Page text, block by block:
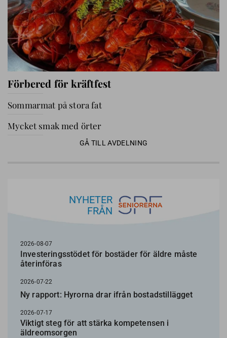
Förbered för kräftfest
Sommarmat på stora fat
Mycket smak med örter
GÅ TILL AVDELNING
NYHETER
FRÅN
2026-08-07
Investeringsstödet för bostäder för äldre måste
återinföras
2026-07-22
Ny rapport: Hyrorna drar ifrån bostadstillägget
2026-07-17
Viktigt steg för att stärka kompetensen i
äldreomsorgen